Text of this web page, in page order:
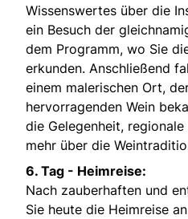
Wissenswertes über die
ein Besuch der
dem Programm, wo Sie
erkunden. Anschließend
einem malerischen Ort,
hervorragenden Wein
die Gelegenheit,
mehr über die
6. Tag - Heimreise:
Nach zauberhaften und
Sie heute die Heimreise